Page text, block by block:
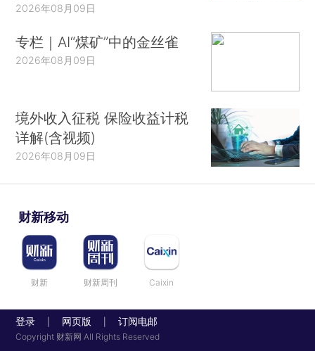
2026年08月09日
专栏｜AI“煤矿”中的金丝雀
2026年08月09日
境外收入征税 保险收益计税
详解(含视频)
2026年08月09日
财新移动
财新 财新周刊 Caixin
登录 网页版 订阅电邮
Copyright 财新网 All Rights Reserved